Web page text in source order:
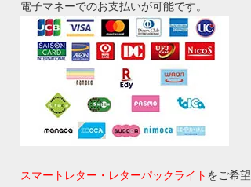
電子マネーでのお支払いが可能です。
スマートレター・レターパックライト をご希望